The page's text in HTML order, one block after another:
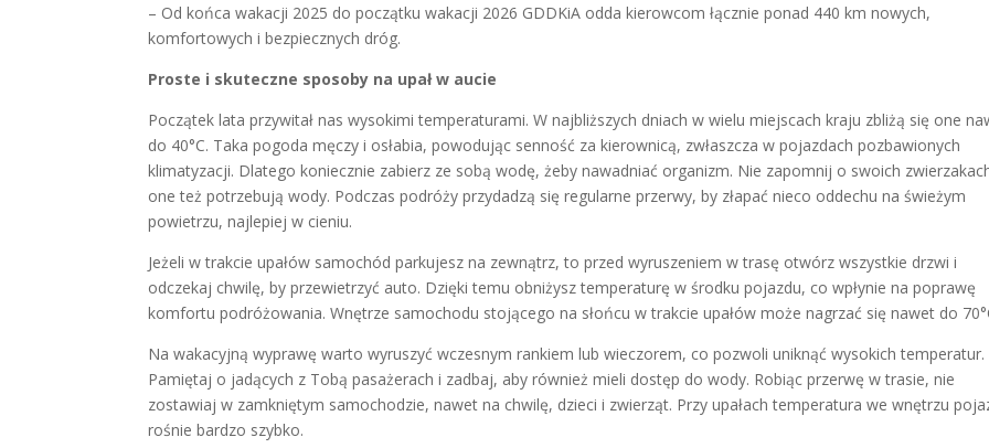
– Od końca wakacji 2025 do początku wakacji 2026 GDDKiA odda kierowcom łącznie ponad 440 km nowych,
komfortowych i bezpiecznych dróg.
Proste i skuteczne sposoby na upał w aucie
Początek lata przywitał nas wysokimi temperaturami. W najbliższych dniach w wielu miejscach kraju zbliżą się one
do 40°C. Taka pogoda męczy i osłabia, powodując senność za kierownicą, zwłaszcza w pojazdach pozbawionych
klimatyzacji. Dlatego koniecznie zabierz ze sobą wodę, żeby nawadniać organizm. Nie zapomnij o swoich
one też potrzebują wody. Podczas podróży przydadzą się regularne przerwy, by złapać nieco oddechu na świeżym
powietrzu, najlepiej w cieniu.
Jeżeli w trakcie upałów samochód parkujesz na zewnątrz, to przed wyruszeniem w trasę otwórz wszystkie drzwi i
odczekaj chwilę, by przewietrzyć auto. Dzięki temu obniżysz temperaturę w środku pojazdu, co wpłynie na poprawę
komfortu podróżowania. Wnętrze samochodu stojącego na słońcu w trakcie upałów może nagrzać się nawet do
Na wakacyjną wyprawę warto wyruszyć wczesnym rankiem lub wieczorem, co pozwoli uniknąć wysokich temperatur.
Pamiętaj o jadących z Tobą pasażerach i zadbaj, aby również mieli dostęp do wody. Robiąc przerwę w trasie, nie
zostawiaj w zamkniętym samochodzie, nawet na chwilę, dzieci i zwierząt. Przy upałach temperatura we wnętrzu
rośnie bardzo szybko.